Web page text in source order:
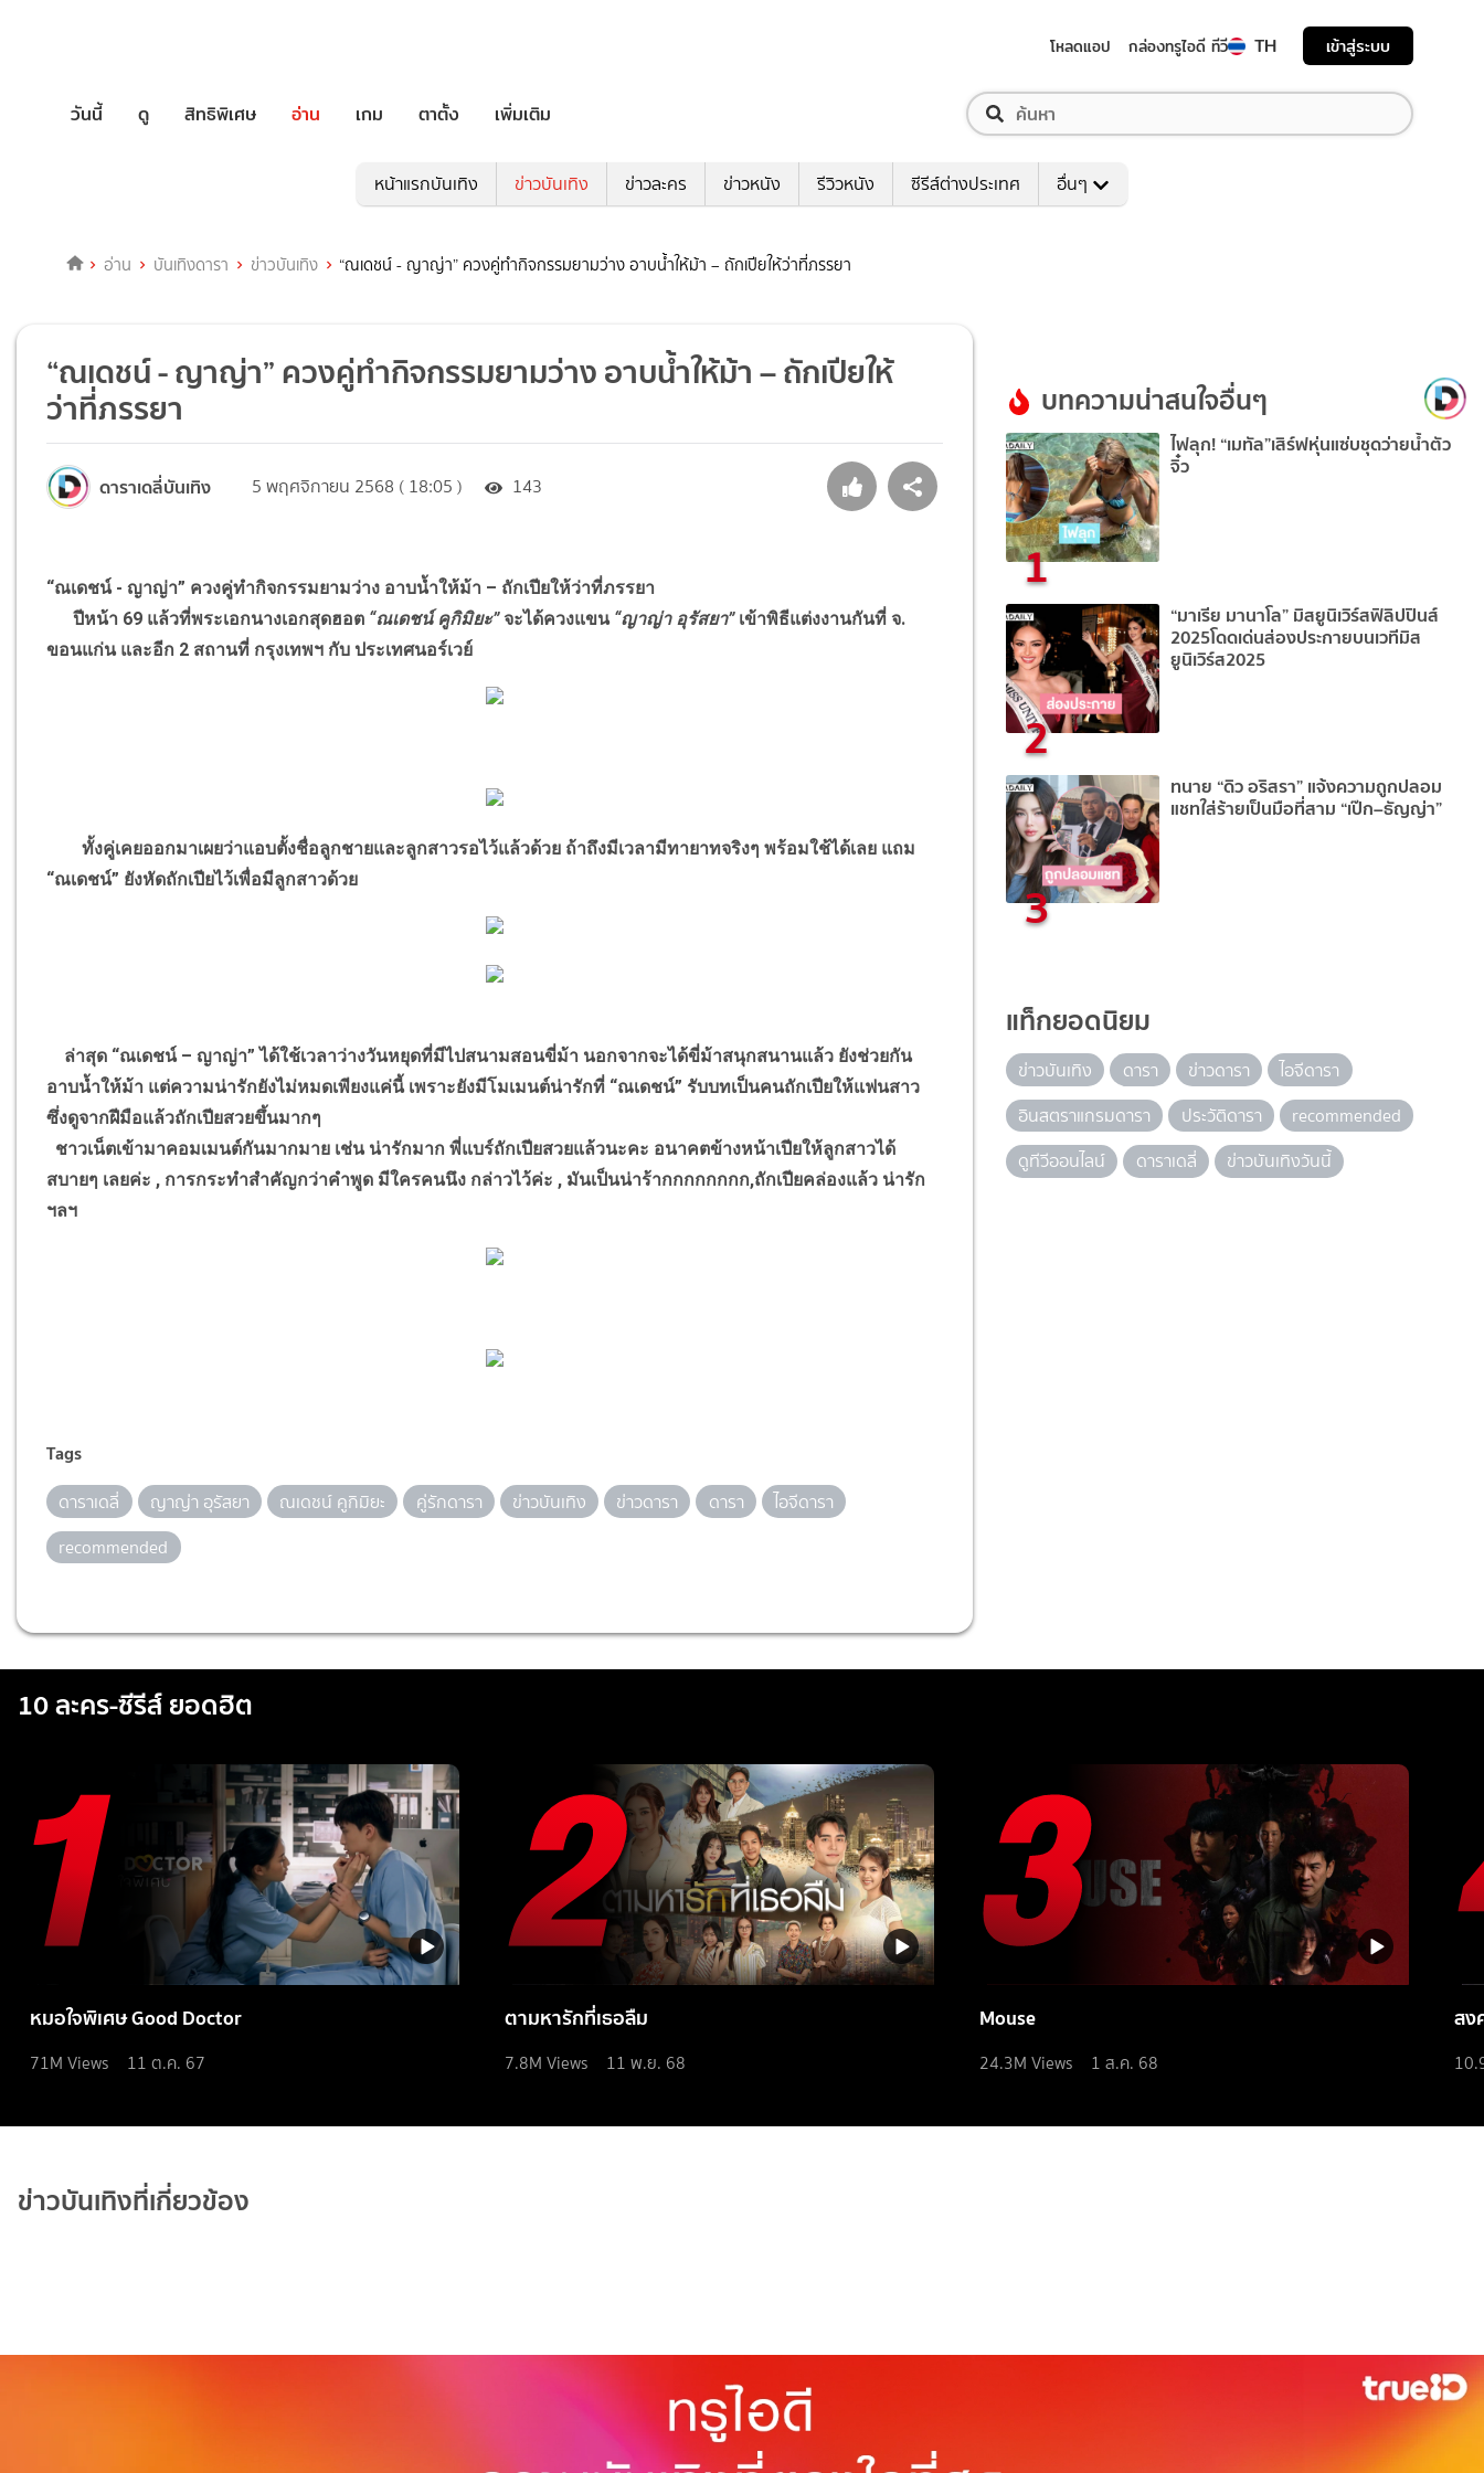
โหลดแอป กล่องทรูไอดี ทีวี TH เข้าสู่ระบบ
วันนี้ ดู สิทธิพิเศษ อ่าน เกม ตาตั้ง เพิ่มเติม
หน้าแรกบันเทิง ข่าวบันเทิง ข่าวละคร ข่าวหนัง รีวิวหนัง ซีรีส์ต่างประเทศ อื่นๆ
อ่าน บันเทิงดารา ข่าวบันเทิง “ณเดชน์ - ญาญ่า” ควงคู่ทำกิจกรรมยามว่าง อาบน้ำให้ม้า – ถักเปียให้ว่าที่ภรรยา
“ณเดชน์ - ญาญ่า” ควงคู่ทำกิจกรรมยามว่าง อาบน้ำให้ม้า – ถักเปียให้
ว่าที่ภรรยา
ดาราเดลี่บันเทิง 5 พฤศจิกายน 2568 ( 18:05 ) 143
“ณเดชน์ - ญาญ่า” ควงคู่ทำกิจกรรมยามว่าง อาบน้ำให้ม้า – ถักเปียให้ว่าที่ภรรยา
ปีหน้า 69 แล้วที่พระเอกนางเอกสุดฮอต “ณเดชน์ คูกิมิยะ”จะได้ควงแขน “ญาญ่า อุรัสยา” เข้าพิธีแต่งงานกันที่ จ.
ขอนแก่น และอีก 2 สถานที่ กรุงเทพฯ กับ ประเทศนอร์เวย์
ทั้งคู่เคยออกมาเผยว่าแอบตั้งชื่อลูกชายและลูกสาวรอไว้แล้วด้วย ถ้าถึงมีเวลามีทายาทจริงๆ พร้อมใช้ได้เลย แถม
“ณเดชน์” ยังหัดถักเปียไว้เพื่อมีลูกสาวด้วย
ล่าสุด “ณเดชน์ – ญาญ่า” ได้ใช้เวลาว่างวันหยุดที่มีไปสนามสอนขี่ม้า นอกจากจะได้ขี่ม้าสนุกสนานแล้ว ยังช่วยกัน
อาบน้ำให้ม้า แต่ความน่ารักยังไม่หมดเพียงแค่นี้ เพราะยังมีโมเมนต์น่ารักที่ “ณเดชน์” รับบทเป็นคนถักเปียให้แฟนสาว
ซึ่งดูจากฝีมือแล้วถักเปียสวยขึ้นมากๆ
ชาวเน็ตเข้ามาคอมเมนต์กันมากมาย เช่น น่ารักมาก พี่แบร์ถักเปียสวยแล้วนะคะ อนาคตข้างหน้าเปียให้ลูกสาวได้
สบายๆ เลยค่ะ , การกระทำสำคัญกว่าคำพูด มีใครคนนึง กล่าวไว้ค่ะ , มันเป็นน่าร้ากกกกกกกก,ถักเปียคล่องแล้ว น่ารัก
ฯลฯ
Tags
ดาราเดลี่ ญาญ่า อุรัสยา ณเดชน์ คูกิมิยะ คู่รักดารา ข่าวบันเทิง ข่าวดารา ดารา
ไอจีดารา
recommended
บทความน่าสนใจอื่นๆ
1
ไฟลุก! “เมทัล”เสิร์ฟหุ่นแซ่บชุดว่ายน้ำตัว
จิ๋ว
2
“มาเรีย มานาโล” มิสยูนิเวิร์สฟิลิปปินส์
2025โดดเด่นส่องประกายบนเวทีมิส
ยูนิเวิร์ส2025
3
ทนาย “ดิว อริสรา” แจ้งความถูกปลอม
แชทใส่ร้ายเป็นมือที่สาม “เป๊ก–ธัญญ่า”
แท็กยอดนิยม
ข่าวบันเทิง ดารา ข่าวดารา
ไอจีดารา
อินสตราแกรมดารา
ประวัติดารา
recommended
ดูทีวีออนไลน์
ดาราเดลี่ ข่าวบันเทิงวันนี้
10 ละคร-ซีรีส์ ยอดฮิต
หมอใจพิเศษ Good Doctor
71M Views 11 ต.ค. 67
ตามหารักที่เธอลืม
7.8M Views 11 พ.ย. 68
Mouse
24.3M Views 1 ส.ค. 68
สง
ข่าวบันเทิงที่เกี่ยวข้อง